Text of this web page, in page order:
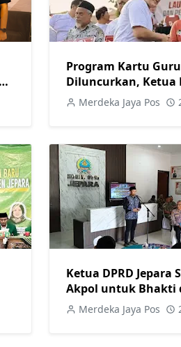
Program Kartu
Diluncurkan, Ketua
Dukung
Merdeka Jaya Pos
Ketua DPRD Jepara
Akpol untuk Bhakti
Rakyat Jepara
Merdeka Jaya Pos